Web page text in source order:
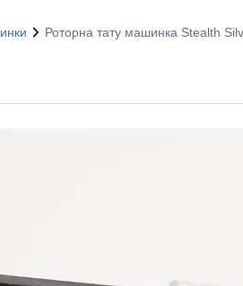
Роторна тату машинка Stealth